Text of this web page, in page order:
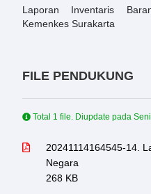
Laporan Inventaris
Kemenkes Surakarta
FILE PENDUKUNG
Total 1 file. Diupdate pada
20241114164545-14.
Negara
268 KB